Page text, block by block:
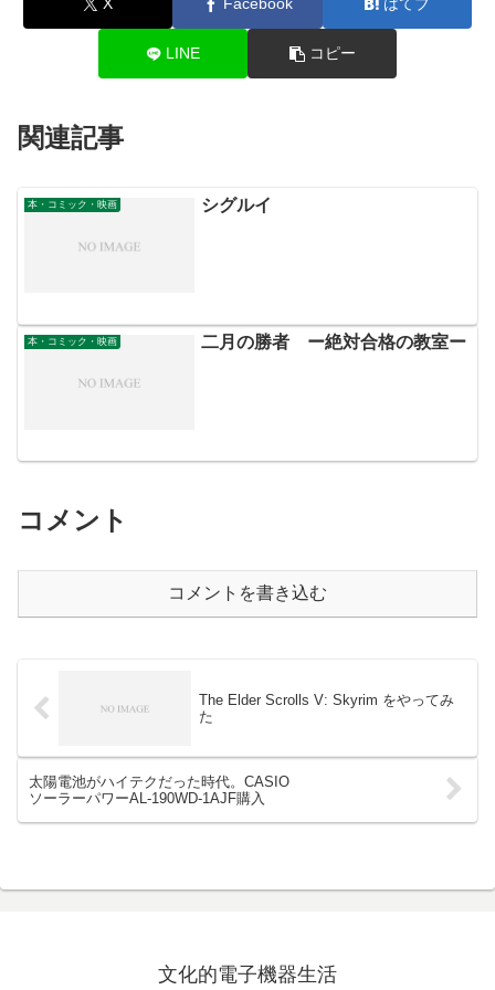
LINE コピー
関連記事
本・コミック・映画 シグルイ
本・コミック・映画 二月の勝者 ー絶対合格の教室ー
コメント
コメントを書き込む
The Elder Scrolls V: Skyrim をやってみ
た
太陽電池がハイテクだった時代。CASIO
ソーラーパワーAL-190WD-1AJF購入
文化的電子機器生活